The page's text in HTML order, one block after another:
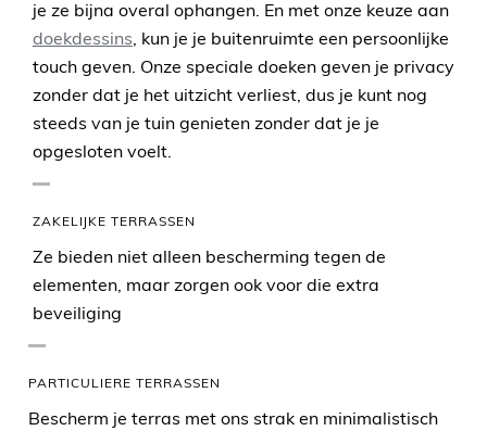
je ze bijna overal ophangen. En met onze keuze aan
doekdessins, kun je je buitenruimte een persoonlijke
touch geven. Onze speciale doeken geven je privacy
zonder dat je het uitzicht verliest, dus je kunt nog
steeds van je tuin genieten zonder dat je je
opgesloten voelt.
ZAKELIJKE TERRASSEN
Ze bieden niet alleen bescherming tegen de
elementen, maar zorgen ook voor die extra
beveiliging
PARTICULIERE TERRASSEN
Bescherm je terras met ons strak en minimalistisch